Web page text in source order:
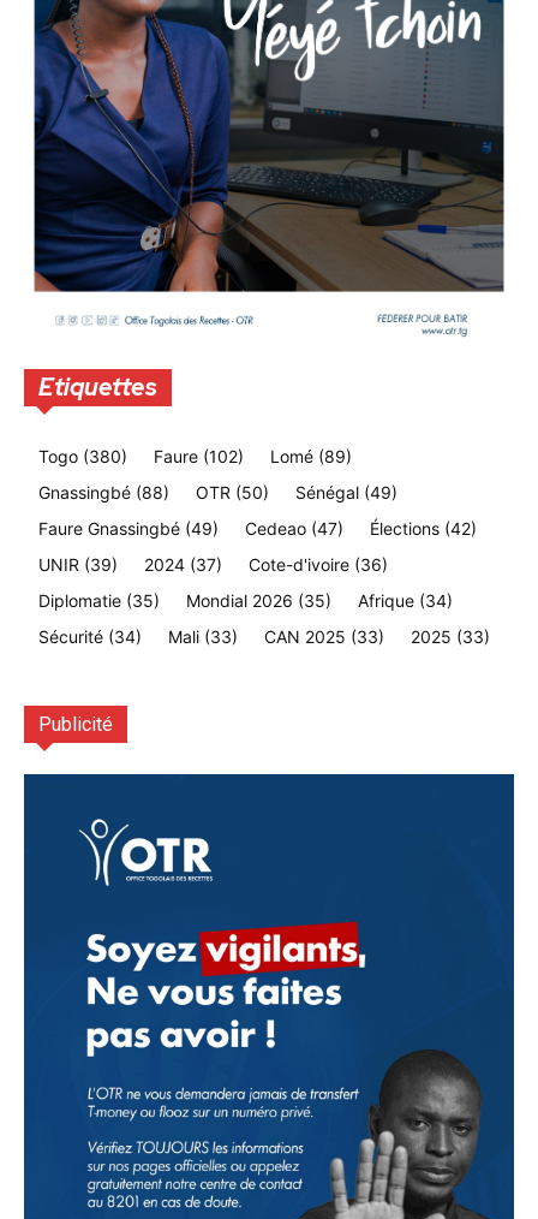
Etiquettes
Togo (380) Faure (102) Lomé (89)
Gnassingbé (88) OTR (50) Sénégal (49)
Faure Gnassingbé (49) Cedeao (47) Élections (42)
UNIR (39) 2024 (37) Cote-d'ivoire (36)
Diplomatie (35) Mondial 2026 (35) Afrique (34)
Sécurité (34) Mali (33) CAN 2025 (33) 2025 (33)
Publicité